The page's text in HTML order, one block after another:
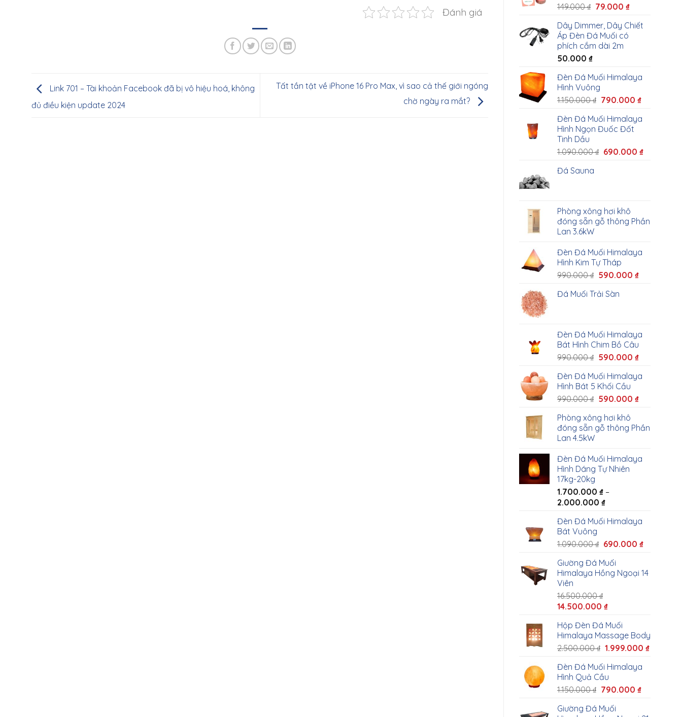
Đánh giá
Link 701 – Tài khoản Facebook đã bị vô hiệu hoá, không
đủ điều kiện update 2024
Tất tần tật về iPhone 16 Pro Max, vì sao cả thế giới ngóng
chờ ngày ra mắt?
149.000₫ 79.000 ₫
Dây Dimmer, Dây Chiết
Áp Đèn Đá Muối có
phích cắm dài 2m
50.000 ₫
Đèn Đá Muối Himalaya
Hình Vuông
1.150.000₫ 790.000 ₫
Đèn Đá Muối Himalaya
Hình Ngọn Đuốc Đốt
Tinh Dầu
1.090.000₫ 690.000 ₫
Đá Sauna
Phòng xông hơi khô
đóng sẵn gỗ thông Phần
Lan 3.6kW
Đèn Đá Muối Himalaya
Hình Kim Tự Tháp
990.000₫ 590.000 ₫
Đá Muối Trải Sàn
Đèn Đá Muối Himalaya
Bát Hình Chim Bồ Câu
990.000₫ 590.000 ₫
Đèn Đá Muối Himalaya
Hình Bát 5 Khối Cầu
990.000₫ 590.000 ₫
Phòng xông hơi khô
đóng sẵn gỗ thông Phần
Lan 4.5kW
Đèn Đá Muối Himalaya
Hình Dáng Tự Nhiên
17kg-20kg
1.700.000 ₫ –
2.000.000 ₫
Đèn Đá Muối Himalaya
Bát Vuông
1.090.000₫ 690.000 ₫
Giường Đá Muối
Himalaya Hồng Ngoại 14
Viên
16.500.000₫
14.500.000 ₫
Hộp Đèn Đá Muối
Himalaya Massage Body
2.500.000₫ 1.999.000 ₫
Đèn Đá Muối Himalaya
Hình Quả Cầu
1.150.000₫ 790.000 ₫
Giường Đá Muối